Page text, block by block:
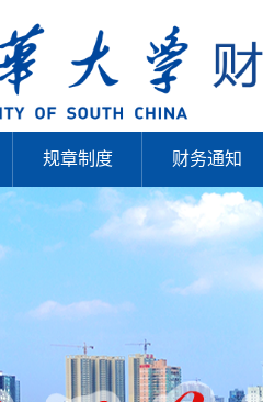
规章制度 财务通知